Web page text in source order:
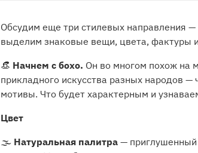
Обсудим еще три стилевых направления
выделим знаковые вещи, цвета, фактуры
👒 Начнем с бохо. Он во многом похож на
прикладного искусства разных народов
мотивы. Что будет характерным и
Цвет
🌫 Натуральная палитра — приглушенный